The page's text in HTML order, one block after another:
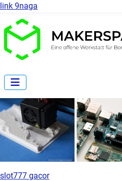
link 9naga
slot777 gacor